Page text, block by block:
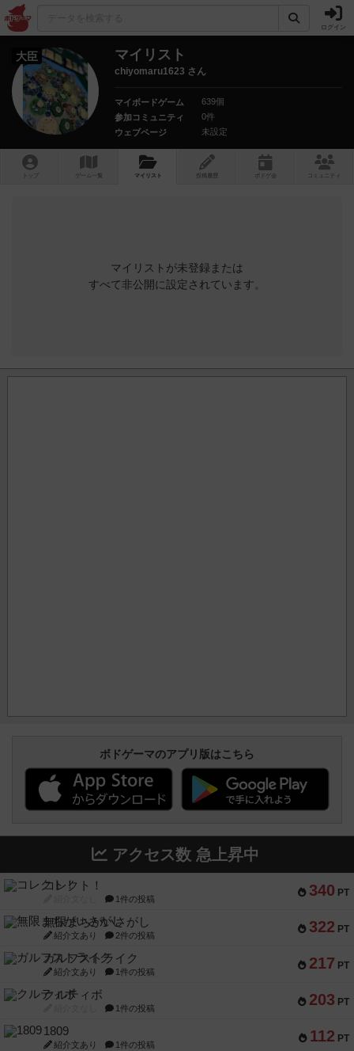
ログイン
大臣 マイリスト
chiyomaru1623 さん
マイボードゲーム
639個
参加コミュニティ
0件
ウェブページ
未設定
トップ ゲーム一覧 マイリスト 投稿履歴 ボ ドゲ コミュニティ
マイリストが未登録または
すべて非公開に設定されています。
ボドゲーマのアプリ版はこちら
アクセス数 急上昇中
340 PT
コレクト！
1件の投稿
322 PT
無限まちがいさがし
紹介文あり 2件の投稿
217 PT
ガルフストライク
紹介文あり 1件の投稿
203 PT
クルティボ
1件の投稿
112 PT
1809
紹介文あり 1件の投稿